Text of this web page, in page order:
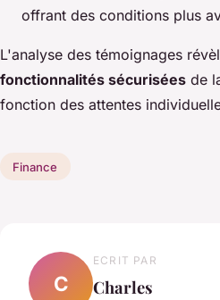
offrant des conditions plus
L'analyse des témoignages
fonctionnalités sécurisées de
fonction des attentes
Finance
C
ECRIT PAR
Charles